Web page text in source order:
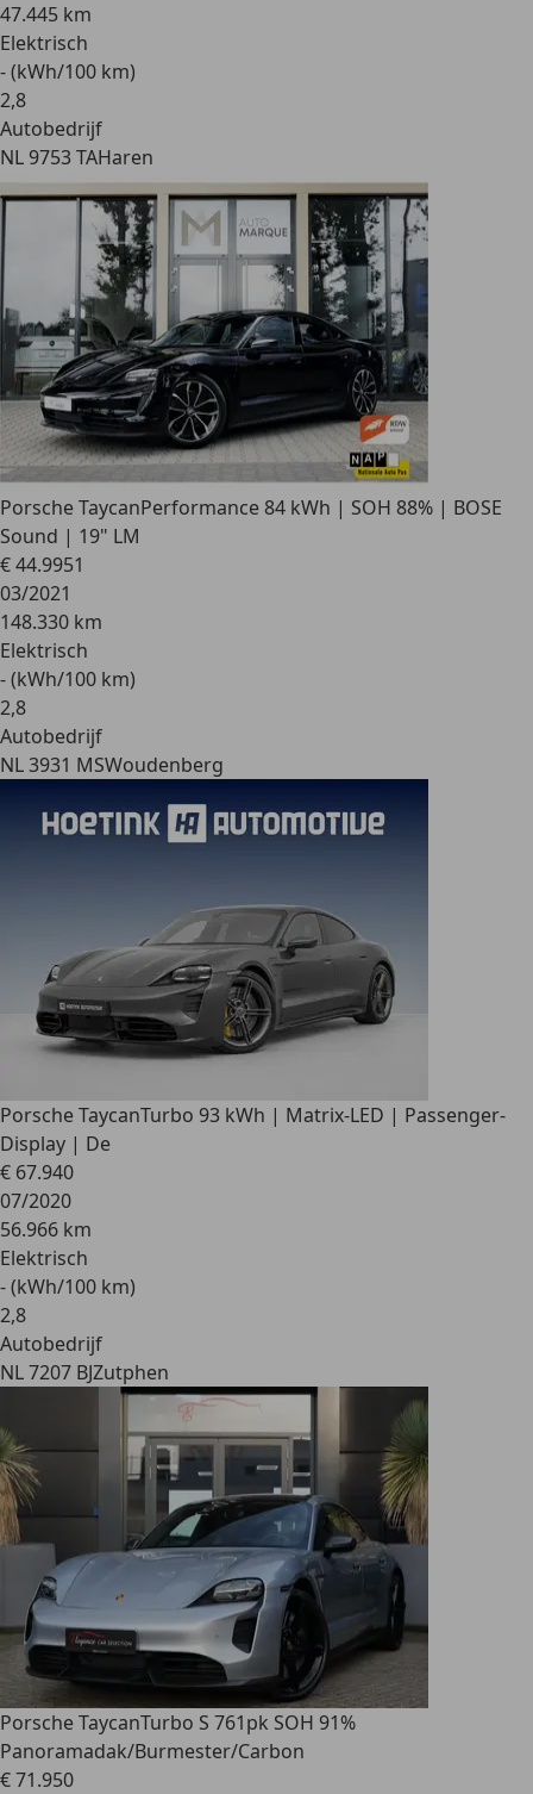
47.445 km
Elektrisch
- (kWh/100 km)
2,8
Autobedrijf
NL 9753 TAHaren
Porsche TaycanPerformance 84 kWh | SOH 88% | BOSE
Sound | 19" LM
€ 44.9951
03/2021
148.330 km
Elektrisch
- (kWh/100 km)
2,8
Autobedrijf
NL 3931 MSWoudenberg
Porsche TaycanTurbo 93 kWh | Matrix-LED | Passenger-
Display | De
€ 67.940
07/2020
56.966 km
Elektrisch
- (kWh/100 km)
2,8
Autobedrijf
NL 7207 BJZutphen
Porsche TaycanTurbo S 761pk SOH 91%
Panoramadak/Burmester/Carbon
€ 71.950